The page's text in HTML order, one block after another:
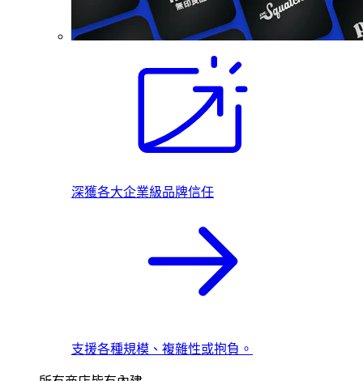
深獲各大企業級品牌信任
支援各種規模、複雜性或抱負。